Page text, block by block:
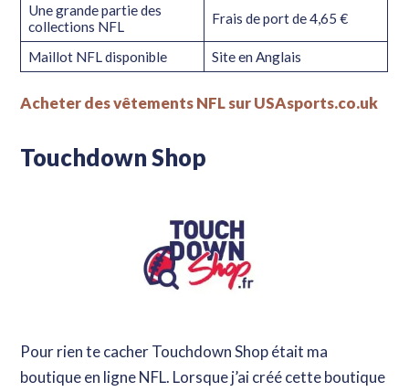
Une grande partie des
collections NFL
Frais de port de 4,65 €
Maillot NFL disponible Site en Anglais
Acheter des vêtements NFL sur USAsports.co.uk
Touchdown Shop
Pour rien te cacher Touchdown Shop était ma
boutique en ligne NFL. Lorsque j’ai créé cette boutique